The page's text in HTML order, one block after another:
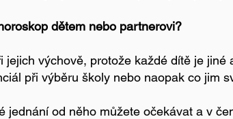
dětem nebo partnerovi?
výchově, protože každé dítě je jiné
při výběru školy nebo naopak co jim
od něho můžete očekávat a v